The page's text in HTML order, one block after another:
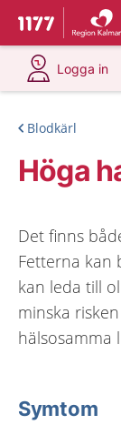
Till startsidan
Du
Logga in
på
Blodkärl
Höga
Det finns
Fetterna kan
kan leda till
minska
hälsosamma
Symtom